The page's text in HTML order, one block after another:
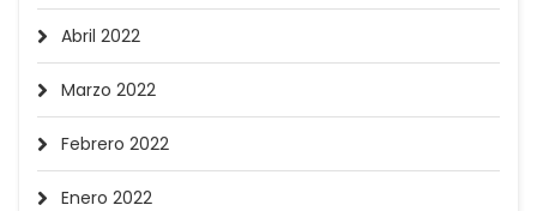
Abril 2022
Marzo 2022
Febrero 2022
Enero 2022